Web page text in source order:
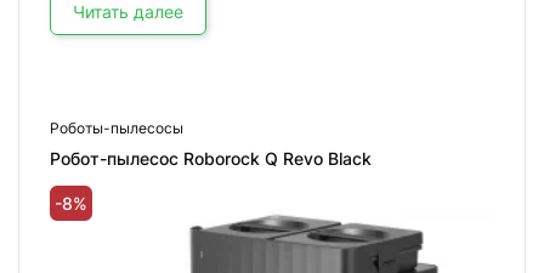
Читать далее
Роботы-пылесосы
Робот-пылесос Roborock Q Revo Black
-8%